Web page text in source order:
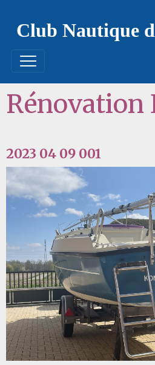
Club Nautique
Rénovation
2023 04 09 001